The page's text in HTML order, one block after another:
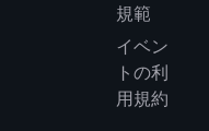
規範
イベン
トの利
用規約